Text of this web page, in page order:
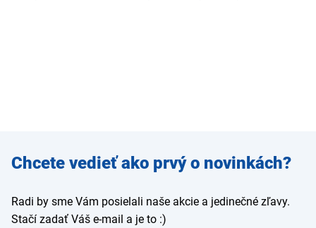
Zadajte
e-mail
Chcete vedieť ako prvý o novinkách?
Radi by sme Vám posielali naše akcie a jedinečné zľavy.
Stačí zadať Váš e-mail a je to :)